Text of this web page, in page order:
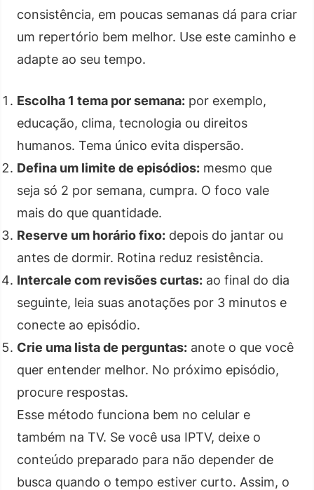
consistência, em poucas semanas dá para criar
um repertório bem melhor. Use este caminho e
adapte ao seu tempo.
Escolha 1 tema por semana: por exemplo,
educação, clima, tecnologia ou direitos
humanos. Tema único evita dispersão.
Defina um limite de episódios: mesmo que
seja só 2 por semana, cumpra. O foco vale
mais do que quantidade.
Reserve um horário fixo: depois do jantar ou
antes de dormir. Rotina reduz resistência.
Intercale com revisões curtas: ao final do dia
seguinte, leia suas anotações por 3 minutos e
conecte ao episódio.
Crie uma lista de perguntas: anote o que você
quer entender melhor. No próximo episódio,
procure respostas.
Esse método funciona bem no celular e
também na TV. Se você usa IPTV, deixe o
conteúdo preparado para não depender de
busca quando o tempo estiver curto. Assim, o